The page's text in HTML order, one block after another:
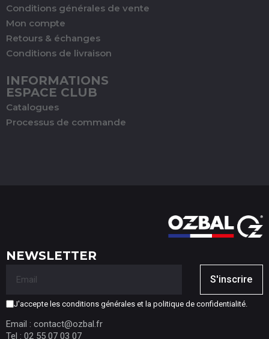
Conditions générales de vente
Mon compte
Retours & échanges
Conditions de livraison
INFORMATIONS
ESPACE CLUB
Catalogues
Processus de commande
NEWSLETTER
S'inscrire
J'accepte les conditions générales et la politique de confidentialité.
Email : contact@ozbal.fr
Tel : 02 55 07 03 07